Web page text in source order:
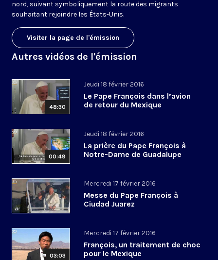
nord, suivant symboliquement la route des migrants
souhaitant rejoindre les États-Unis.
Visiter la page de l'émission
Autres vidéos de l'émission
48:30
Jeudi 18 février 2016
Le Pape François dans l’avion
de retour du Mexique
00:49
Jeudi 18 février 2016
La prière du Pape François à
Notre-Dame de Guadalupe
Mercredi 17 février 2016
Messe du Pape François à
Ciudad Juarez
03:03
Mercredi 17 février 2016
François, un traitement de choc
pour le Mexique